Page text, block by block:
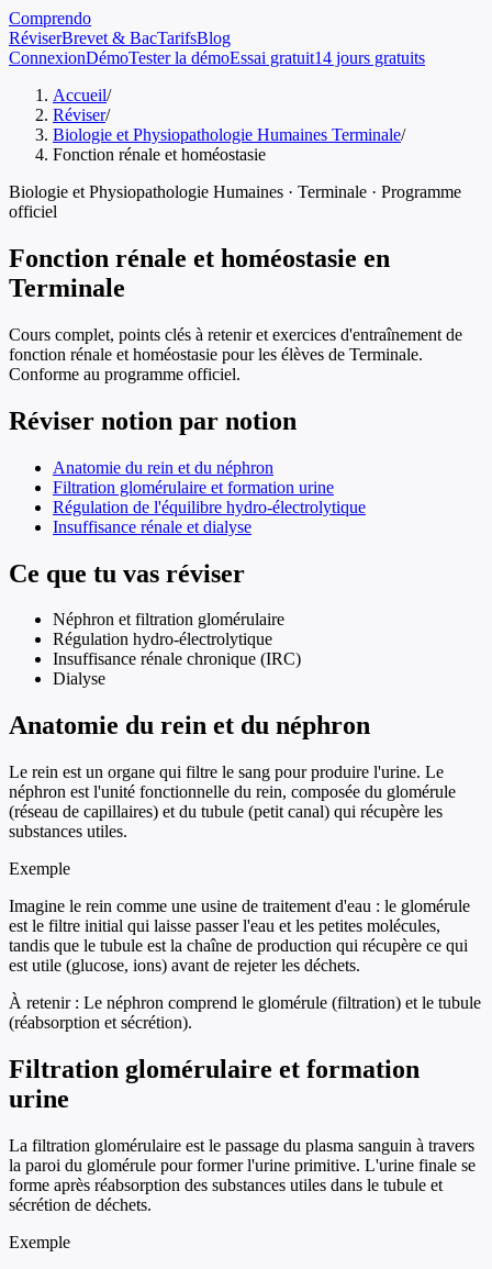
Comprendo
RéviserBrevet & BacTarifsBlog
ConnexionDémoTester la démoEssai gratuit14 jours gratuits
Accueil/
Réviser/
Biologie et Physiopathologie Humaines Terminale/
Fonction rénale et homéostasie
Biologie et Physiopathologie Humaines · Terminale · Programme
officiel
Fonction rénale et homéostasie en
Terminale
Cours complet, points clés à retenir et exercices d'entraînement de
fonction rénale et homéostasie pour les élèves de Terminale.
Conforme au programme officiel.
Réviser notion par notion
Anatomie du rein et du néphron
Filtration glomérulaire et formation urine
Régulation de l'équilibre hydro-électrolytique
Insuffisance rénale et dialyse
Ce que tu vas réviser
Néphron et filtration glomérulaire
Régulation hydro-électrolytique
Insuffisance rénale chronique (IRC)
Dialyse
Anatomie du rein et du néphron
Le rein est un organe qui filtre le sang pour produire l'urine. Le
néphron est l'unité fonctionnelle du rein, composée du glomérule
(réseau de capillaires) et du tubule (petit canal) qui récupère les
substances utiles.
Exemple
Imagine le rein comme une usine de traitement d'eau : le glomérule
est le filtre initial qui laisse passer l'eau et les petites molécules,
tandis que le tubule est la chaîne de production qui récupère ce qui
est utile (glucose, ions) avant de rejeter les déchets.
À retenir : Le néphron comprend le glomérule (filtration) et le tubule
(réabsorption et sécrétion).
Filtration glomérulaire et formation
urine
La filtration glomérulaire est le passage du plasma sanguin à travers
la paroi du glomérule pour former l'urine primitive. L'urine finale se
forme après réabsorption des substances utiles dans le tubule et
sécrétion de déchets.
Exemple